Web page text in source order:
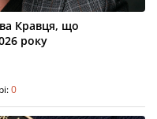
Кравця, що
року
0